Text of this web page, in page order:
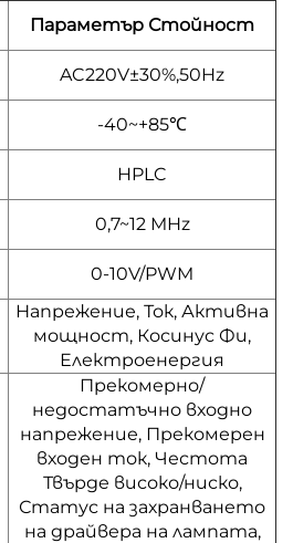
Параметър Стойност
AC220V±30%,50Hz
-40~+85℃
HPLC
0,7~12 MHz
0-10V/PWM
Напрежение, Ток, Активна
мощност, Косинус Фи,
Електроенергия
Прекомерно/
недостатъчно входно
напрежение, Прекомерен
входен ток, Честота
Твърде високо/ниско,
Статус на захранването
на драйвера на лампата,